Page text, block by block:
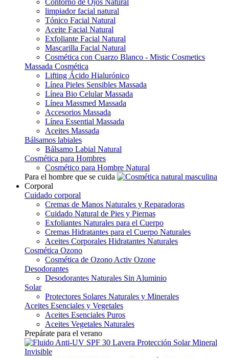
Contorno de Ojos Natural
limpiador facial natural
Tónico Facial Natural
Aceite Facial Natural
Exfoliante Facial Natural
Mascarilla Facial Natural
Cosmética con Cuarzo Blanco - Mistic Cosmetics
Massada Cosmética
Lifting Ácido Hialurónico
Línea Pieles Sensibles Massada
Línea Bio Celular Massada
Línea Massmed Massada
Accesorios Massada
Línea Essential Massada
Aceites Massada
Bálsamos labiales
Bálsamo Labial Natural
Cosmética para Hombres
Cosmético para Hombre Natural
Para el hombre que se cuida
Corporal
Cuidado corporal
Cremas de Manos Naturales y Reparadoras
Cuidado Natural de Pies y Piernas
Exfoliantes Naturales para el Cuerpo
Cremas Hidratantes para el Cuerpo Naturales
Aceites Corporales Hidratantes Naturales
Cosmética Ozono
Cosmética de Ozono Activ Ozone
Desodorantes
Desodorantes Naturales Sin Aluminio
Solar
Protectores Solares Naturales y Minerales
Aceites Esenciales y Vegetales
Aceites Esenciales Puros
Aceites Vegetales Naturales
Prepárate para el verano